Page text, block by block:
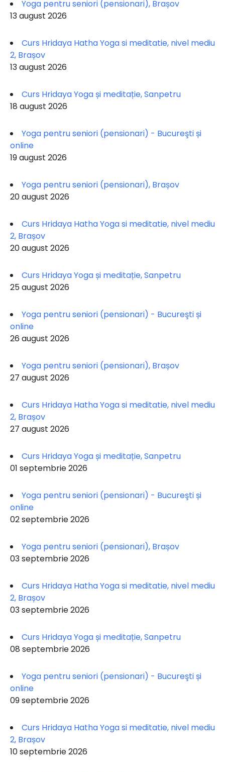
Yoga pentru seniori (pensionari), Brașov
13 august 2026
Curs Hridaya Hatha Yoga si meditatie, nivel mediu
2, Brașov
13 august 2026
Curs Hridaya Yoga și meditație, Sanpetru
18 august 2026
Yoga pentru seniori (pensionari) - Bucureşti și
online
19 august 2026
Yoga pentru seniori (pensionari), Brașov
20 august 2026
Curs Hridaya Hatha Yoga si meditatie, nivel mediu
2, Brașov
20 august 2026
Curs Hridaya Yoga și meditație, Sanpetru
25 august 2026
Yoga pentru seniori (pensionari) - Bucureşti și
online
26 august 2026
Yoga pentru seniori (pensionari), Brașov
27 august 2026
Curs Hridaya Hatha Yoga si meditatie, nivel mediu
2, Brașov
27 august 2026
Curs Hridaya Yoga și meditație, Sanpetru
01 septembrie 2026
Yoga pentru seniori (pensionari) - Bucureşti și
online
02 septembrie 2026
Yoga pentru seniori (pensionari), Brașov
03 septembrie 2026
Curs Hridaya Hatha Yoga si meditatie, nivel mediu
2, Brașov
03 septembrie 2026
Curs Hridaya Yoga și meditație, Sanpetru
08 septembrie 2026
Yoga pentru seniori (pensionari) - Bucureşti și
online
09 septembrie 2026
Curs Hridaya Hatha Yoga si meditatie, nivel mediu
2, Brașov
10 septembrie 2026